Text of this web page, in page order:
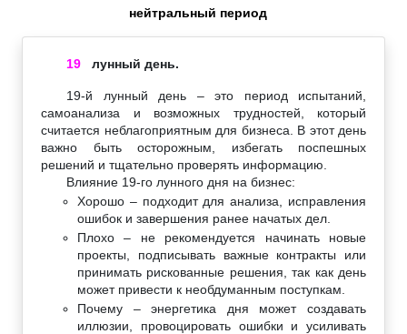
нейтральный период
19 лунный день.
19-й лунный день – это период испытаний,
самоанализа и возможных трудностей, который
считается неблагоприятным для бизнеса. В этот день
важно быть осторожным, избегать поспешных
решений и тщательно проверять информацию.
Влияние 19-го лунного дня на бизнес:
Хорошо – подходит для анализа, исправления
ошибок и завершения ранее начатых дел.
Плохо – не рекомендуется начинать новые
проекты, подписывать важные контракты или
принимать рискованные решения, так как день
может привести к необдуманным поступкам.
Почему – энергетика дня может создавать
иллюзии, провоцировать ошибки и усиливать